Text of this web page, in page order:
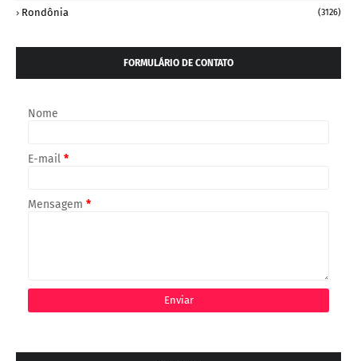
Rondônia (3126)
FORMULÁRIO DE CONTATO
Nome
E-mail *
Mensagem *